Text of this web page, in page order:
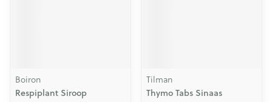
Boiron
Respiplant Siroop
Tilman
Thymo Tabs Sinaas